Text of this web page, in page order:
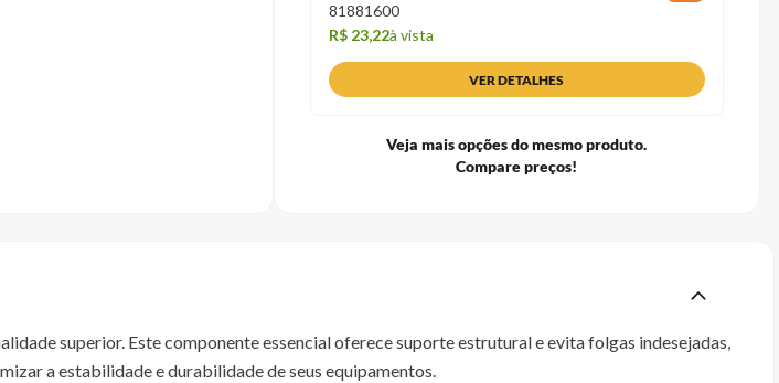
81881600
R$ 23,22à vista
VER DETALHES
Veja mais opções do mesmo produto.
Compare preços!
superior. Este componente essencial oferece suporte estrutural e evita folgas indesejadas,
a estabilidade e durabilidade de seus equipamentos.